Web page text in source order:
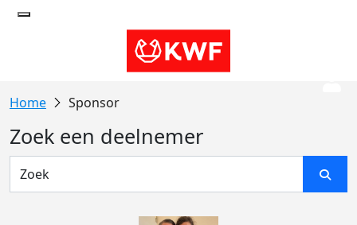
Sponsor
Zoek een deelnemer